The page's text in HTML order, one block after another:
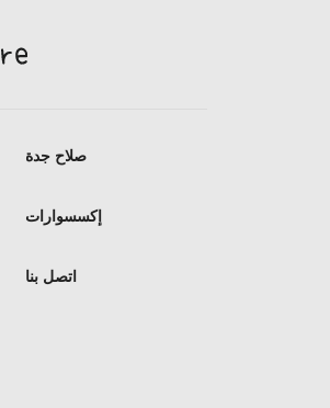
صلاح جدة
إكسسوارات
اتصل بنا